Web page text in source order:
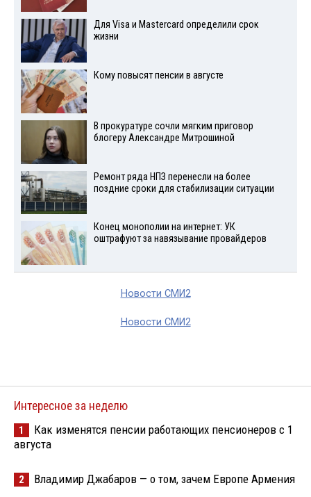
Для Visа и Mastercard определили срок
жизни
Кому повысят пенсии в августе
В прокуратуре сочли мягким приговор
блогеру Александре Митрошиной
Ремонт ряда НПЗ перенесли на более
поздние сроки для стабилизации ситуации
Конец монополии на интернет: УК
оштрафуют за навязывание провайдеров
Новости СМИ2
Новости СМИ2
Интересное за неделю
1
Как изменятся пенсии работающих пенсионеров с 1
августа
2 Владимир Джабаров — о том, зачем Европе Армения